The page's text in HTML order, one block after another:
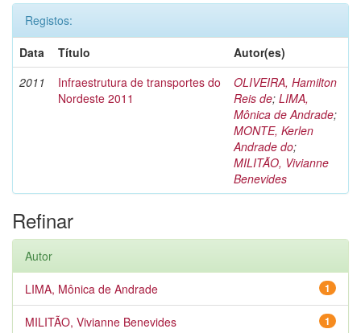
Registos:
Data
Título
Autor(es)
2011
Infraestrutura de transportes do
Nordeste 2011
OLIVEIRA, Hamilton
Reis de; LIMA,
Mônica de Andrade;
MONTE, Kerlen
Andrade do;
MILITÃO, Vivianne
Benevides
Refinar
Autor
1
LIMA, Mônica de Andrade
1
MILITÃO, Vivianne Benevides